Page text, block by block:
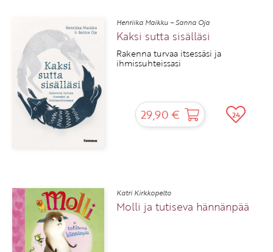
Henriika Maikku – Sanna Oja
Kaksi sutta sisälläsi
Rakenna turvaa itsessäsi ja
ihmissuhteissasi
29,90 € 24
Katri Kirkkopelto
Molli ja tutiseva hännänpää